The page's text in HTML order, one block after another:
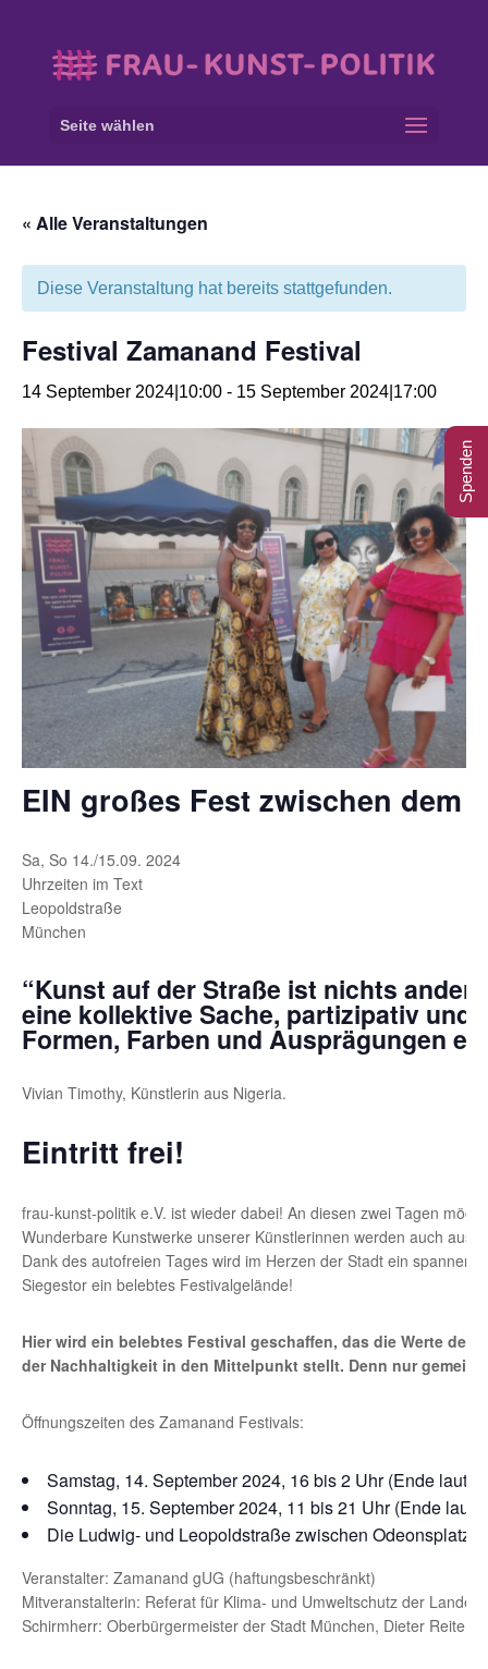
Seite wählen
« Alle Veranstaltungen
Diese Veranstaltung hat bereits stattgefunden.
Festival Zamanand Festival
14 September 2024|10:00 - 15 September 2024|17:00
EIN großes Fest zwischen dem
Sa, So 14./15.09. 2024
Uhrzeiten im Text
Leopoldstraße
München
“Kunst auf der Straße ist nichts
eine kollektive Sache, partizipativ und
Formen, Farben und Ausprägungen
Vivian Timothy, Künstlerin aus Nigeria.
Eintritt frei!
frau-kunst-politik e.V. ist wieder dabei! An diesen zwei Tagen
Wunderbare Kunstwerke unserer Künstlerinnen werden auch
Dank des autofreien Tages wird im Herzen der Stadt ein
Siegestor ein belebtes Festivalgelände!
Hier wird ein belebtes Festival geschaffen, das die Werte
der Nachhaltigkeit in den Mittelpunkt stellt. Denn nur
Öffnungszeiten des Zamanand Festivals:
Samstag, 14. September 2024, 16 bis 2 Uhr (Ende
Sonntag, 15. September 2024, 11 bis 21 Uhr (Ende
Die Ludwig- und Leopoldstraße zwischen Odeonsplatz
Veranstalter: Zamanand gUG (haftungsbeschränkt)
Mitveranstalterin: Referat für Klima- und Umweltschutz der
Schirmherr: Oberbürgermeister der Stadt München, Dieter Reiter
Spenden